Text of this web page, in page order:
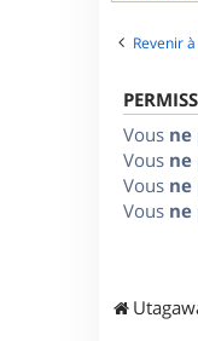
Revenir
Vous ne
Vous ne
Vous ne
Vous ne